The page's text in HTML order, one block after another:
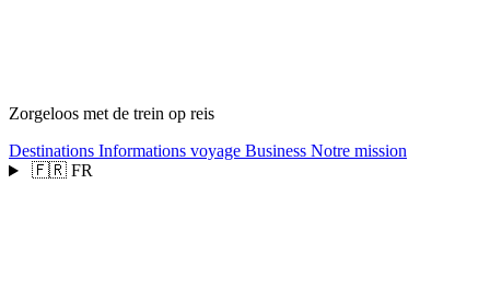
Zorgeloos met de trein op reis
Destinations Informations voyage Business Notre mission
🇫🇷 FR